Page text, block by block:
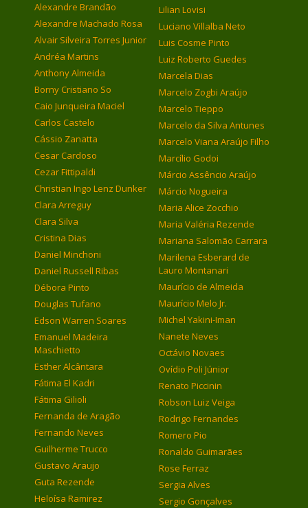
Alexandre Brandão
Alexandre Machado Rosa
Alvair Silveira Torres Junior
Andréa Martins
Anthony Almeida
Borny Cristiano So
Caio Junqueira Maciel
Carlos Castelo
Cássio Zanatta
Cesar Cardoso
Cezar Fittipaldi
Christian Ingo Lenz Dunker
Clara Arreguy
Clara Silva
Cristina Dias
Daniel Minchoni
Daniel Russell Ribas
Débora Pinto
Douglas Tufano
Edson Warren Soares
Emanuel Madeira
Maschietto
Esther Alcântara
Fátima El Kadri
Fátima Gilioli
Fernanda de Aragão
Fernando Neves
Guilherme Trucco
Gustavo Araujo
Guta Rezende
Heloísa Ramirez
Lilian Lovisi
Luciano Villalba Neto
Luis Cosme Pinto
Luiz Roberto Guedes
Marcela Dias
Marcelo Zogbi Araújo
Marcelo Tieppo
Marcelo da Silva Antunes
Marcelo Viana Araújo Filho
Marcílio Godoi
Márcio Assêncio Araújo
Márcio Nogueira
Maria Alice Zocchio
Maria Valéria Rezende
Mariana Salomão Carrara
Marilena Esberard de
Lauro Montanari
Maurício de Almeida
Maurício Melo Jr.
Michel Yakini-Iman
Nanete Neves
Octávio Novaes
Ovídio Poli Júnior
Renato Piccinin
Robson Luiz Veiga
Rodrigo Fernandes
Romero Pio
Ronaldo Guimarães
Rose Ferraz
Sergia Alves
Sergio Gonçalves